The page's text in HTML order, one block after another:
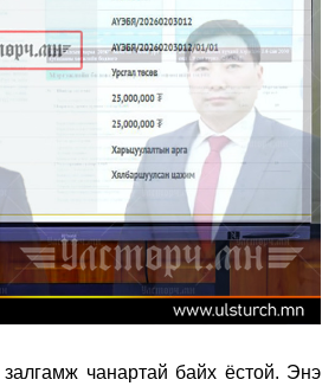
чанартай байх ёстой. Энэ